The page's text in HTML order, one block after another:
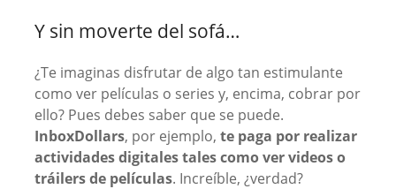
Y sin moverte del sofá…
¿Te imaginas disfrutar de algo tan estimulante
como ver películas o series y, encima, cobrar por
ello? Pues debes saber que se puede.
InboxDollars, por ejemplo, te paga por realizar
actividades digitales tales como ver videos o
tráilers de películas. Increíble, ¿verdad?